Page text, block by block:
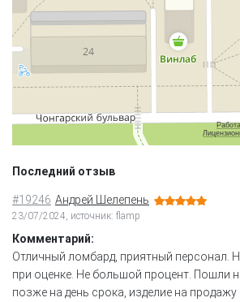
Последний отзыв
#19246 Андрей Шелепень
23/07/2024, источник: flamp
Комментарий:
Отличный ломбард, приятный персонал.
при оценке. Не большой процент. Пошли
позже на день срока, изделие на